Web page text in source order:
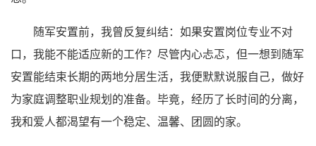
随军安置前，我曾反复纠结：如果安置岗位专业不对
口，我能不能适应新的工作？尽管内心忐忑，但一想到随军
安置能结束长期的两地分居生活，我便默默说服自己，做好
为家庭调整职业规划的准备。毕竟，经历了长时间的分离，
我和爱人都渴望有一个稳定、温馨、团圆的家。